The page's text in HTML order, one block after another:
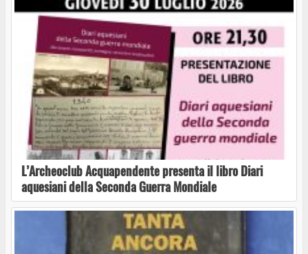
L’Archeoclub Acquapendente presenta il libro Diari
aquesiani della Seconda Guerra Mondiale